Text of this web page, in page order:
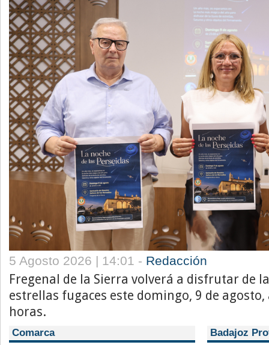
5 Agosto 2026 | 14:01 - Redacción
Fregenal de la Sierra volverá a disfrutar de
estrellas fugaces este domingo, 9 de
horas.
Comarca Badajoz